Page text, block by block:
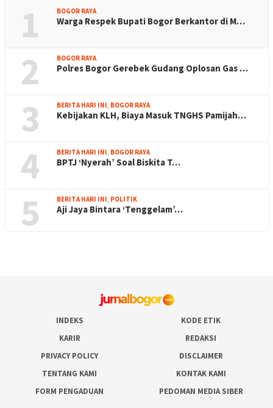
1 BOGOR RAYA
Warga Respek Bupati Bogor Berkantor di M…
2 BOGOR RAYA
Polres Bogor Gerebek Gudang Oplosan Gas …
3 BERITA HARI INI BOGOR RAYA
Kebijakan KLH, Biaya Masuk TNGHS Pamijah…
4 BERITA HARI INI BOGOR RAYA
BPTJ ‘Nyerah’ Soal Biskita T…
5 BERITA HARI INI POLITIK
Aji Jaya Bintara ‘Tenggelam’…
INDEKS
KODE ETIK
KARIR
REDAKSI
PRIVACY POLICY
DISCLAIMER
TENTANG KAMI
KONTAK KAMI
FORM PENGADUAN
PEDOMAN MEDIA SIBER